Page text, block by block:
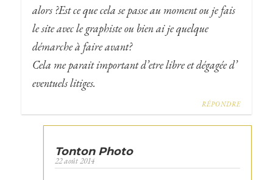
alors ?Est ce que cela se passe au moment ou je fais
le site avec le graphiste ou bien ai je quelque
démarche à faire avant?
Cela me parait important d’etre libre et dégagée d’
eventuels litiges.
RÉPONDRE
Tonton Photo
22 août 2014